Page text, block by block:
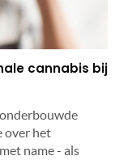
cannabis bij
over het
name - als